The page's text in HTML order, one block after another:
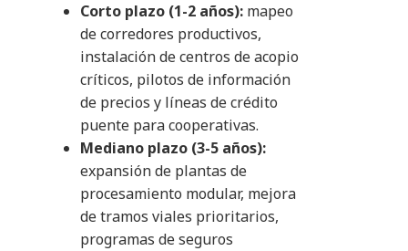
Corto plazo (1-2 años): mapeo
de corredores productivos,
instalación de centros de acopio
críticos, pilotos de información
de precios y líneas de crédito
puente para cooperativas.
Mediano plazo (3-5 años):
expansión de plantas de
procesamiento modular, mejora
de tramos viales prioritarios,
programas de seguros